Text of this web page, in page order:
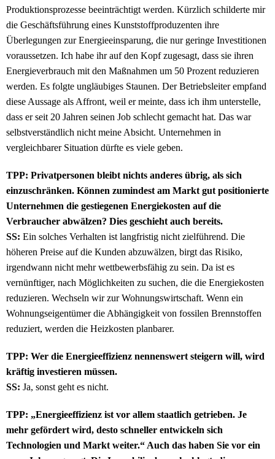
Produktionsprozesse beeinträchtigt werden. Kürzlich schilderte mir
die Geschäftsführung eines Kunststoffproduzenten ihre
Überlegungen zur Energieeinsparung, die nur geringe Investitionen
voraussetzen. Ich habe ihr auf den Kopf zugesagt, dass sie ihren
Energieverbrauch mit den Maßnahmen um 50 Prozent reduzieren
werden. Es folgte ungläubiges Staunen. Der Betriebsleiter empfand
diese Aussage als Affront, weil er meinte, dass ich ihm unterstelle,
dass er seit 20 Jahren seinen Job schlecht gemacht hat. Das war
selbstverständlich nicht meine Absicht. Unternehmen in
vergleichbarer Situation dürfte es viele geben.
TPP: Privatpersonen bleibt nichts anderes übrig, als sich
einzuschränken. Können zumindest am Markt gut positionierte
Unternehmen die gestiegenen Energiekosten auf die
Verbraucher abwälzen? Dies geschieht auch bereits.
SS: Ein solches Verhalten ist langfristig nicht zielführend. Die
höheren Preise auf die Kunden abzuwälzen, birgt das Risiko,
irgendwann nicht mehr wettbewerbsfähig zu sein. Da ist es
vernünftiger, nach Möglichkeiten zu suchen, die die Energiekosten
reduzieren. Wechseln wir zur Wohnungswirtschaft. Wenn ein
Wohnungseigentümer die Abhängigkeit von fossilen Brennstoffen
reduziert, werden die Heizkosten planbarer.
TPP: Wer die Energieeffizienz nennenswert steigern will, wird
kräftig investieren müssen.
SS: Ja, sonst geht es nicht.
TPP: „Energieeffizienz ist vor allem staatlich getrieben. Je
mehr gefördert wird, desto schneller entwickeln sich
Technologien und Markt weiter.“ Auch das haben Sie vor ein